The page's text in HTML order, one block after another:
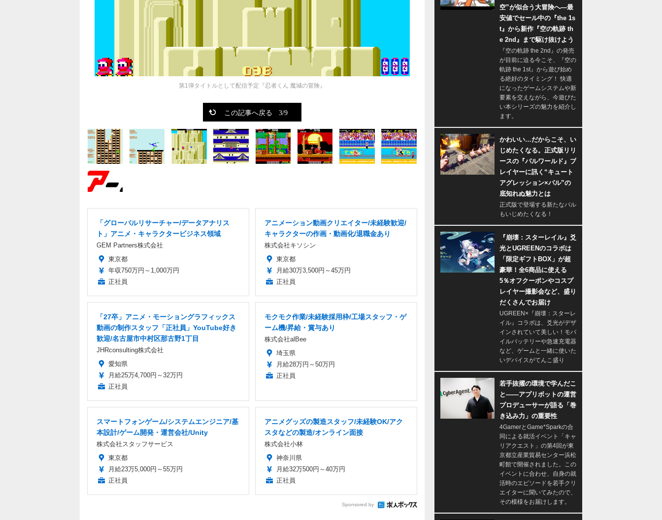
第1弾タイトルとして配信予定『忍者くん 魔城の冒険』
この記事へ戻る 3/9
「グローバルリサーチャー/データアナリス
ト」アニメ・キャラクタービジネス領域
GEM Partners株式会社
東京都
年収750万円～1,000万円
正社員
アニメーション動画クリエイター/未経験歓迎/
キャラクターの作画・動画化/退職金あり
株式会社キソシン
東京都
月給30万3,500円～45万円
正社員
「27卒」アニメ・モーショングラフィックス
動画の制作スタッフ「正社員」YouTube好き
歓迎/名古屋市中村区那古野1丁目
JHRconsulting株式会社
愛知県
月給25万4,700円～32万円
正社員
モクモク作業/未経験採用枠/工場スタッフ・ゲ
ーム機/昇給・賞与あり
株式会社alBee
埼玉県
月給28万円～50万円
正社員
スマートフォンゲーム/システムエンジニア/基
本設計/ゲーム開発・運営会社/Unity
株式会社スタッフサービス
東京都
月給23万5,000円～55万円
正社員
アニメグッズの製造スタッフ/未経験OK/アク
スタなどの製造/オンライン面接
株式会社小林
神奈川県
月給32万500円～40万円
正社員
Sponsored by
空”が似合う大冒険へ―最
安値でセール中の『the 1s
t』から新作『空の軌跡 th
e 2nd』まで駆け抜けよう
『空の軌跡 the 2nd』の発売
が目前に迫る今こそ、『空の
軌跡 the 1st』から遊び始め
る絶好のタイミング！ 快適
になったゲームシステムや新
要素を交えながら、今遊びた
い本シリーズの魅力を紹介し
ます。
かわいい…だからこそ、い
じめたくなる。正式版リリ
ースの『パルワールド』プ
レイヤーに訊く“キュート
アグレッション×パル”の
底知れぬ魅力とは
正式版で登場する新たなパル
もいじめたくなる！
『崩壊：スターレイル』爻
光とUGREENのコラボは
「限定ギフトBOX」が超
豪華！全6商品に使える
5％オフクーポンやコスプ
レイヤー撮影会など、盛り
だくさんでお届け
UGREEN×『崩壊：スターレ
イル』コラボは、爻光がデザ
インされていて美しい！モバ
イルバッテリーや急速充電器
など、ゲームと一緒に使いた
いデバイスがてんこ盛り
若手抜擢の環境で学んだこ
と――アプリボットの運営
プロデューサーが語る「巻
き込み力」の重要性
4GamerとGame*Sparkの合
同による就活イベント「キャ
リアクエスト」の第4回が東
京都立産業貿易センター浜松
町館で開催されました。この
イベントに合わせ、自身の就
活時のエピソードを若手クリ
エイターに聞いてみたので、
その模様をお届けします。